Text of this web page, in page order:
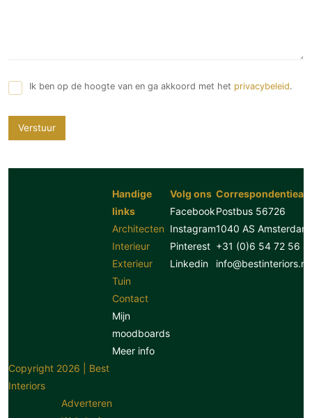
Ik ben op de hoogte van en ga akkoord met het privacybeleid.
Verstuur
Handige
links
Architecten
Interieur
Exterieur
Tuin
Contact
Mijn
moodboards
Meer info
Volg ons
Facebook
Instagram
Pinterest
Linkedin
Postbus 56726
1040 AS Amsterdam
+31 (0)6 54 72 56
info@bestinteriors.nl
Copyright 2026 | Best
Interiors
Adverteren